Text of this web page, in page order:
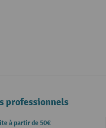
professionnels
à partir de 50€